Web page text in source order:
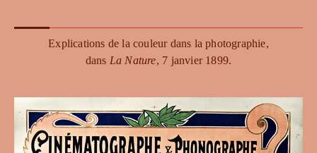
Explications de la couleur dans la photographie,
dans La Nature, 7 janvier 1899.